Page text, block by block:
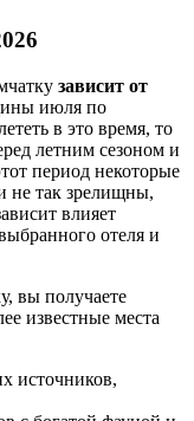
зависит от
июля по
в это время, то
летним сезоном и
период некоторые
не так зрелищны,
влияет
отеля и
вы получаете
известные места
источников,